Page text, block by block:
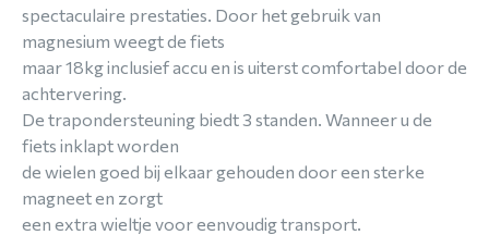
spectaculaire prestaties. Door het gebruik van
magnesium weegt de fiets
maar 18kg inclusief accu en is uiterst comfortabel door de
achtervering.
De trapondersteuning biedt 3 standen. Wanneer u de
fiets inklapt worden
de wielen goed bij elkaar gehouden door een sterke
magneet en zorgt
een extra wieltje voor eenvoudig transport.